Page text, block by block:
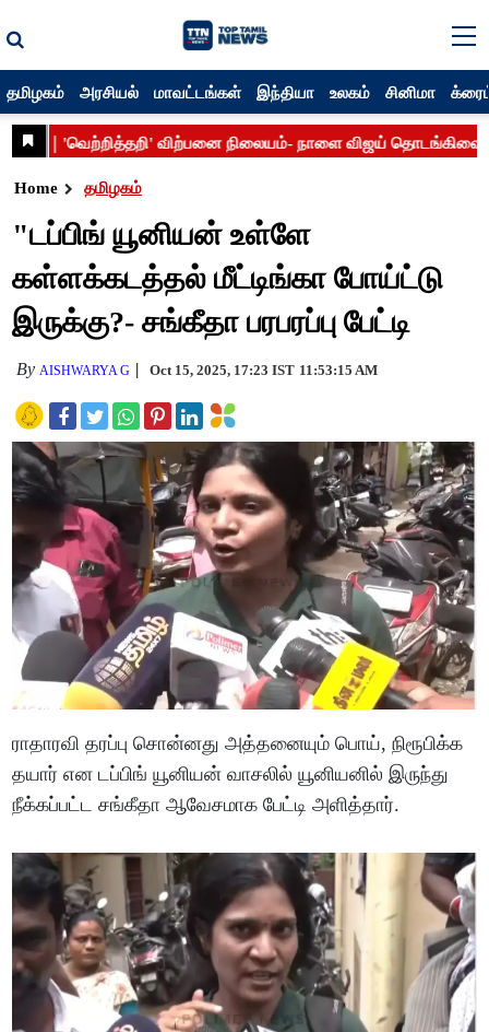
தமிழகம் அரசியல் மாவட்டங்கள் இந்தியா உலகம் சினிமா
Home தமிழகம்
"டப்பிங் யூனியன் உள்ளே
கள்ளக்கடத்தல் மீட்டிங்கா போய்ட்டு
இருக்கு?- சங்கீதா பரபரப்பு பேட்டி
By AISHWARYA G Oct 15, 2025, 17:23 IST 11:53:15 AM
ராதாரவி தரப்பு சொன்னது அத்தனையும் பொய், நிரூபிக்க
தயார் என டப்பிங் யூனியன் வாசலில் யூனியனில் இருந்து
நீக்கப்பட்ட சங்கீதா ஆவேசமாக பேட்டி அளித்தார்.